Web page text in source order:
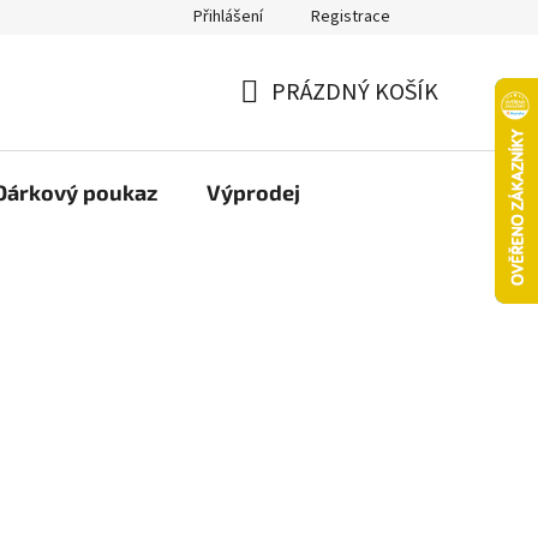
nebo vrácení ve 14denní lhůtě Platba objednávky kartou
Přihlášení Registrace
KOŠÍK
PRÁZDNÝ KOŠÍK
poukaz Výprodej